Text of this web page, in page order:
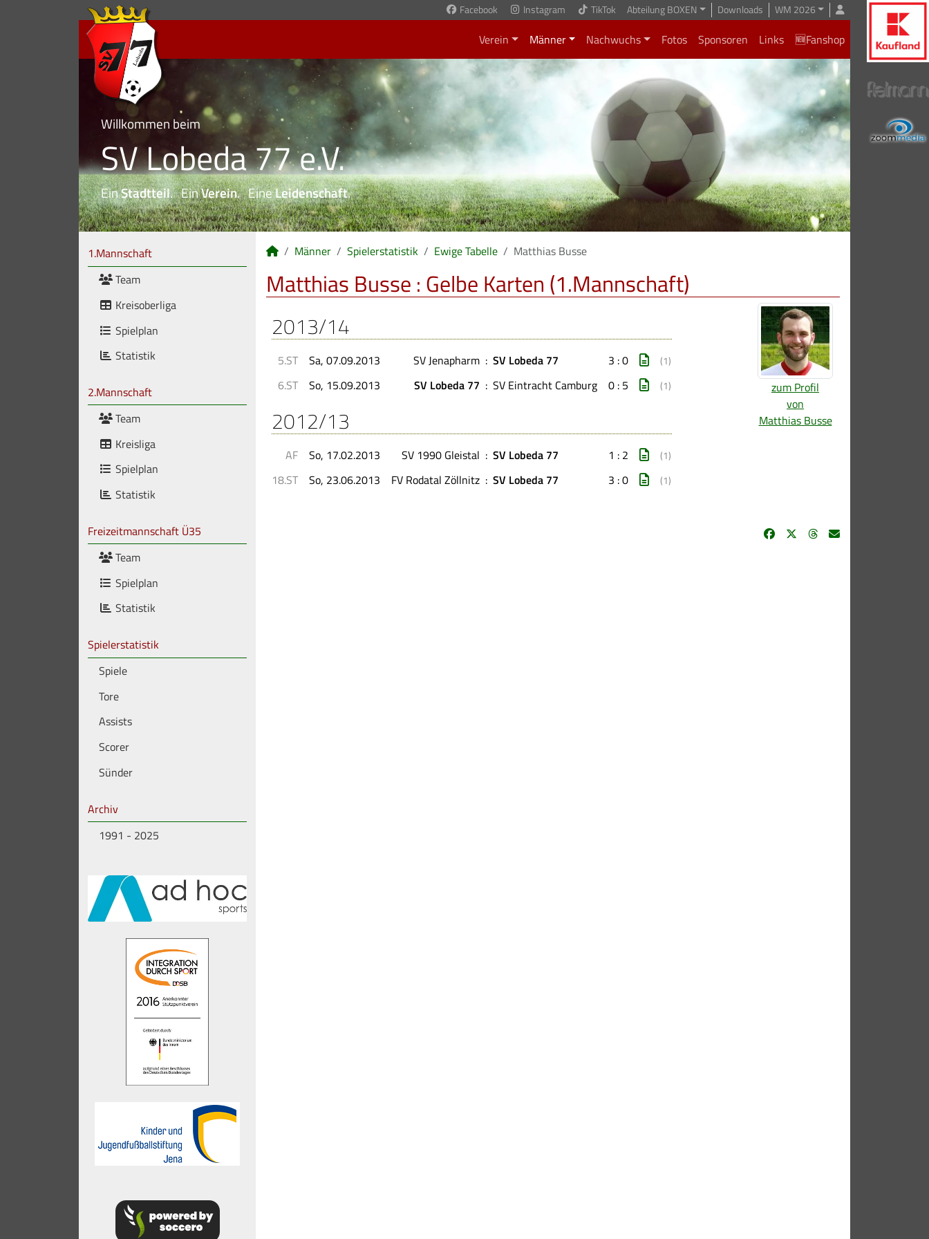
Facebook Instagram TikTok Abteilung BOXEN Downloads WM 2026
Verein Männer Nachwuchs Fotos Sponsoren Links 🆕Fanshop
Willkommen beim
SV Lobeda 77 e.V.
EinStadtteil. EinVerein. EineLeidenschaft.
1.Mannschaft
Team
Kreisoberliga
Spielplan
Statistik
2.Mannschaft
Team
Kreisliga
Spielplan
Statistik
Freizeitmannschaft Ü35
Team
Spielplan
Statistik
Spielerstatistik
Spiele
Tore
Assists
Scorer
Sünder
Archiv
1991 - 2025
Männer Spielerstatistik Ewige Tabelle Matthias Busse
Matthias Busse : Gelbe Karten (1.Mannschaft)
zum Profil
von
Matthias Busse
2013/14
5.ST Sa, 07.09.2013 SV Jenapharm : SV Lobeda 77 3 : 0 (1)
6.ST So, 15.09.2013 SV Lobeda 77 : SV Eintracht Camburg 0 : 5 (1)
2012/13
AF So, 17.02.2013 SV 1990 Gleistal : SV Lobeda 77 1 : 2 (1)
18.ST So, 23.06.2013 FV Rodatal Zöllnitz : SV Lobeda 77 3 : 0 (1)